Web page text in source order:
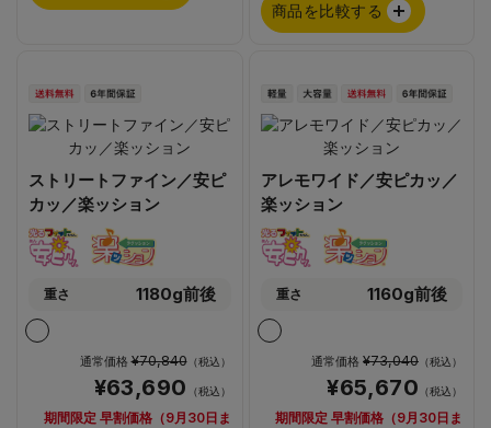
商品を比較する
ストリートファイン／安ピ
カッ／楽ッション
重さ 1180g前後
通常価格¥70,840（税込）
¥63,690 （税込）
期間限定 早割価格（9月30日ま
アレモワイド／安ピカッ／
楽ッション
重さ 1160g前後
通常価格 ¥73,040 （税込）
¥65,670 （税込）
期間限定 早割価格（9月30日ま